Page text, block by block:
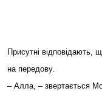
Присутні відповідають,
на передову.
– Алла, – звертається